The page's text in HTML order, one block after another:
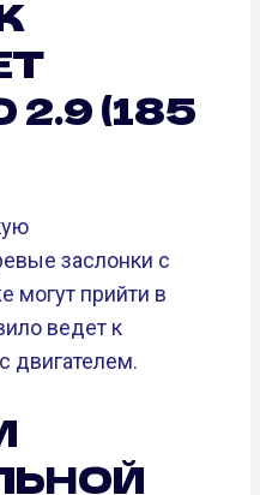
2.9 (185
заслонки с
могут прийти в
ведет к
двигателем.